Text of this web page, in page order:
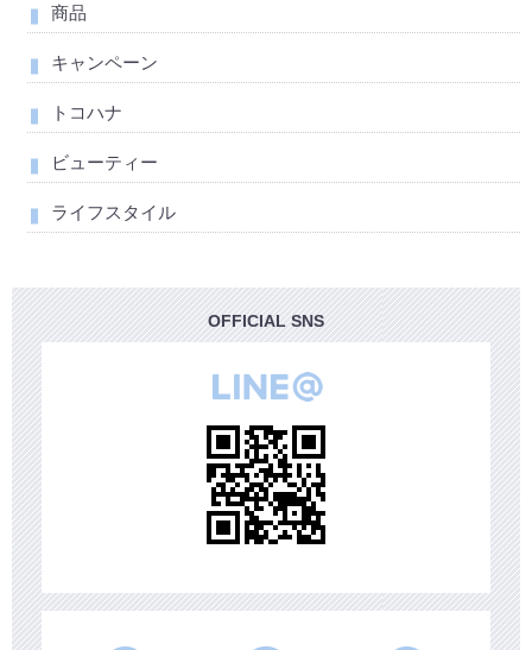
商品
キャンペーン
トコハナ
ビューティー
ライフスタイル
OFFICIAL SNS